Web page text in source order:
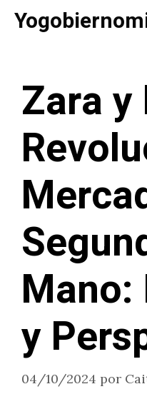
Saltar
Zara y
y
04/10/2024 por